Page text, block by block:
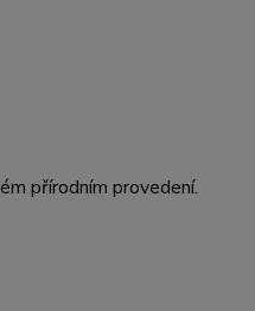
přírodním provedení.